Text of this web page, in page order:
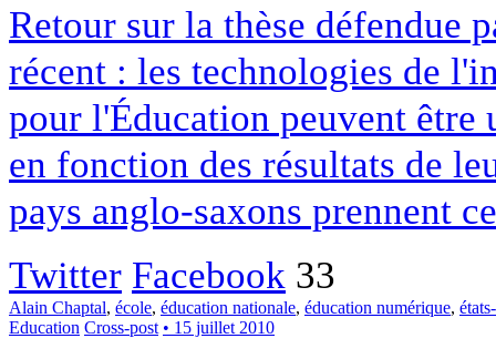
Retour sur la thèse défendue
récent : les technologies de
pour l'Éducation peuvent être
en fonction des résultats de
pays anglo-saxons prennent
Twitter Facebook 33
Alain Chaptal, école, éducation nationale, éducation numérique,
Education Cross-post • 15 juillet 2010